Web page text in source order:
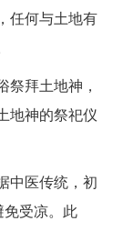
任何与土地有
拜土地神，
地神的祭祀仪
中医传统，初
免受凉。此